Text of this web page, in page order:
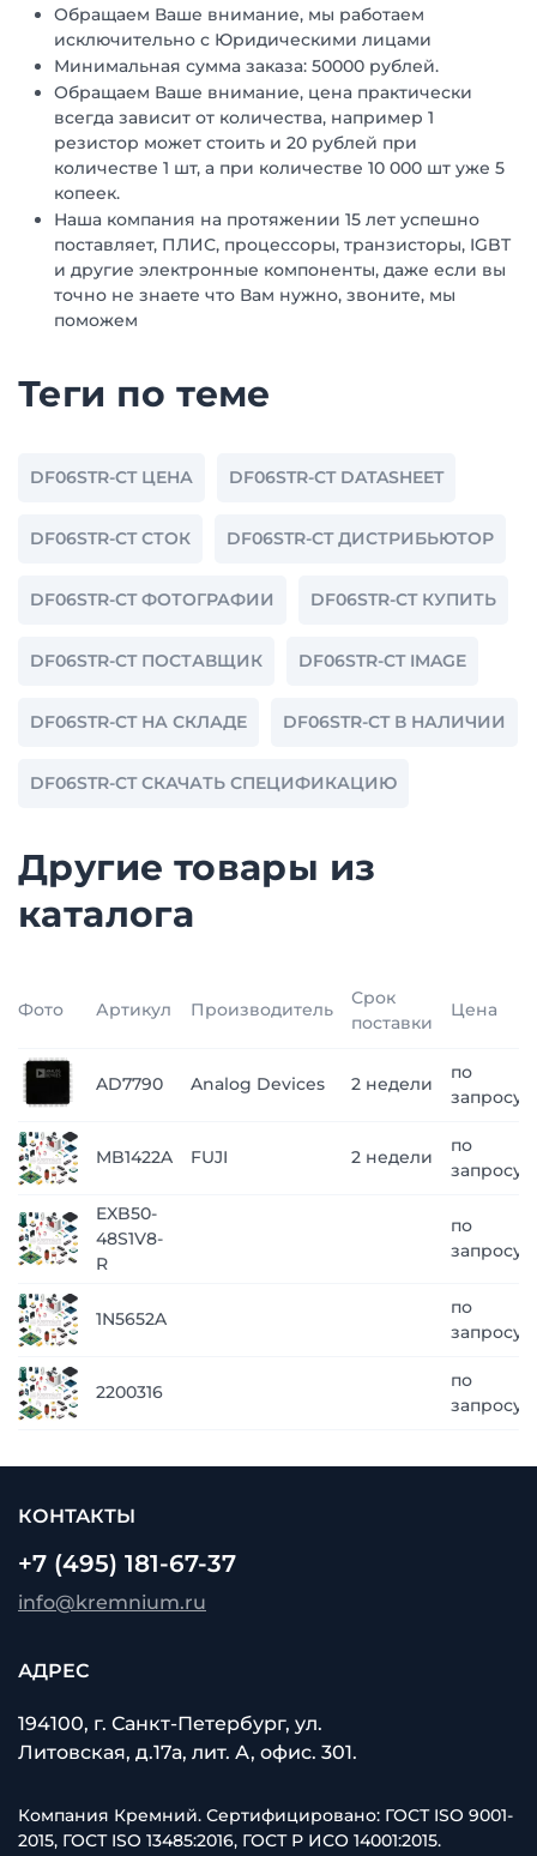
Обращаем Ваше внимание, мы работаем
исключительно с Юридическими лицами
Минимальная сумма заказа: 50000 рублей.
Обращаем Ваше внимание, цена практически
всегда зависит от количества, например 1
резистор может стоить и 20 рублей при
количестве 1 шт, а при количестве 10 000 шт уже 5
копеек.
Наша компания на протяжении 15 лет успешно
поставляет, ПЛИС, процессоры, транзисторы, IGBT
и другие электронные компоненты, даже если вы
точно не знаете что Вам нужно, звоните, мы
поможем
Теги по теме
DF06STR-CT ЦЕНА DF06STR-CT DATASHEET
DF06STR-CT СТОК DF06STR-CT ДИСТРИБЬЮТОР
DF06STR-CT ФОТОГРАФИИ DF06STR-CT КУПИТЬ
DF06STR-CT ПОСТАВЩИК DF06STR-CT IMAGE
DF06STR-CT НА СКЛАДЕ DF06STR-CT В НАЛИЧИИ
DF06STR-CT СКАЧАТЬ СПЕЦИФИКАЦИЮ
Другие товары из
каталога
Фото Артикул Производитель
Срок
поставки
Цена
AD7790 Analog Devices 2 недели
по
запросу
MB1422A FUJI 2 недели
по
запросу
EXB50-
48S1V8-
R
по
запросу
1N5652A
по
запросу
2200316
по
запросу
КОНТАКТЫ
+7 (495) 181-67-37
info@kremnium.ru
АДРЕС
194100, г. Санкт-Петербург, ул.
Литовская, д.17а, лит. А, офис. 301.
Компания Кремний. Сертифицировано: ГОСТ ISO 9001-
2015, ГОСТ ISO 13485:2016, ГОСТ Р ИСО 14001:2015.